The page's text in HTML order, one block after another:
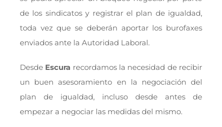
de los sindicatos y registrar el plan de igualdad,
toda vez que se deberán aportar los burofaxes
enviados ante la Autoridad Laboral.
Desde Escura recordamos la necesidad de recibir
un buen asesoramiento en la negociación del
plan de igualdad, incluso desde antes de
empezar a negociar las medidas del mismo.